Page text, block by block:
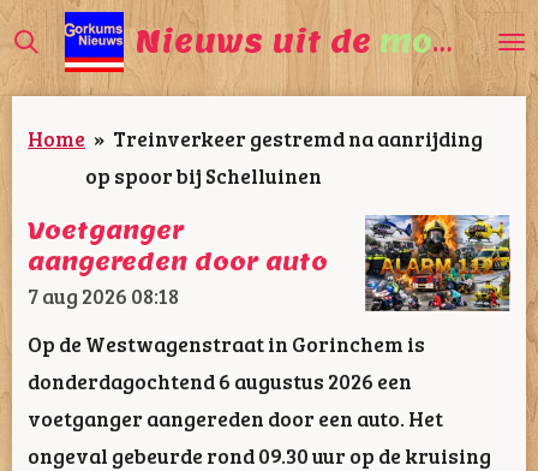
Ga
direct
naar
de
hoofdinhoud
Nieuws uit de mooiste
Home » Treinverkeer gestremd na aanrijding
op spoor bij Schelluinen
Voetganger
aangereden door auto
7 aug 2026 08:18
Op de Westwagenstraat in Gorinchem is
donderdagochtend 6 augustus 2026 een
voetganger aangereden door een auto. Het
ongeval gebeurde rond 09.30 uur op de kruising